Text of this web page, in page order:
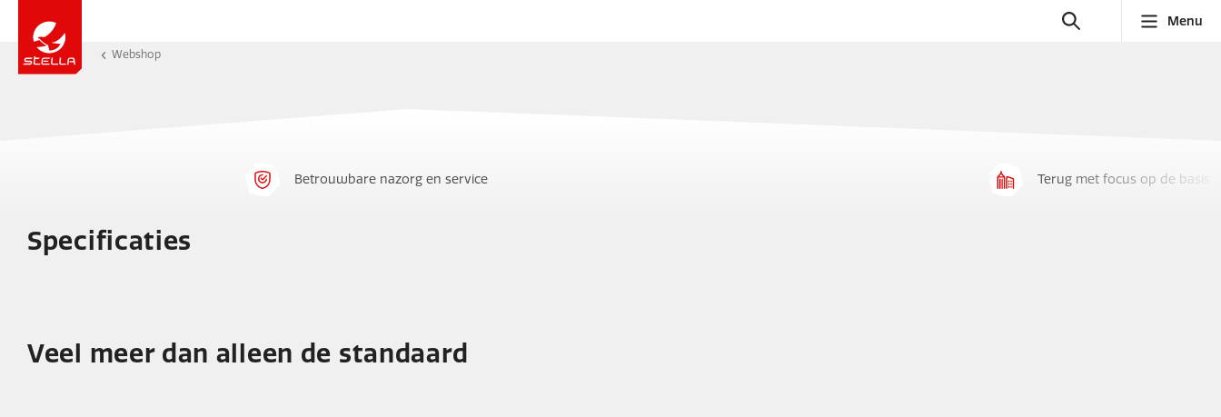
Menu
Webshop
Betrouwbare nazorg en service Terug met focus op de basis
Specificaties
Veel meer dan alleen de standaard